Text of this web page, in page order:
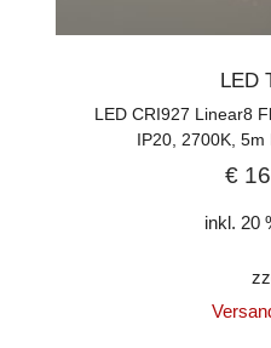
LED
LED CRI927 Linear8
IP20, 2700K, 5m
€
inkl. 20